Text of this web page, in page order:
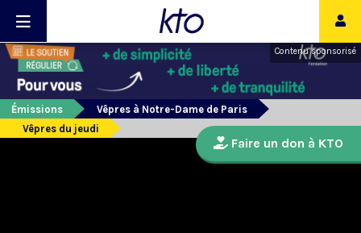
Contenu sponsorisé
Émissions
Vêpres à Notre-Dame de Paris
Vêpres du jeudi
Faire un don à KTO